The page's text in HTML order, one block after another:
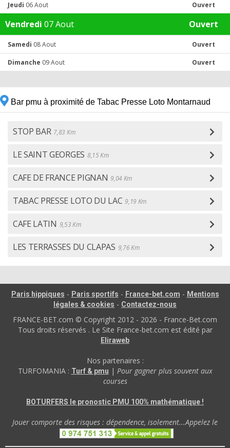
Jeudi 06 Aout Ouvert
Vendredi 07 Aout Ouvert
Samedi 08 Aout Ouvert
Dimanche 09 Aout Ouvert
Bar pmu à proximité de Tabac Presse Loto Montarnaud
STOP BAR 7,83 Km
LE SAINT GEORGES 8,15 Km
CAFE DE FRANCE PIGNAN 9,04 Km
TABAC PRESSE LOTO DU LAC 9,19 Km
CAFE LATIN 9,53 Km
LES TERRASSES DU CLAPAS 9,76 Km
Paris hippiques - Paris sportifs - France-bet.com - Mentions
légales & cookies - Contactez-nous
FRANCE-BET.com © Copyright 2012 - 2026 - France-Bet.com
Tous droits réservés . Le Site France-bet.com est édité par
Eliraweb
Nos partenaires :
TURFOMANIA : Turf & pmu | Pour gagner plus souvent aux
courses
BOTURFERS le pronostic PMU 100% mathématique !
Jouer comporte des risques : dépendence, isolement...Appelez le